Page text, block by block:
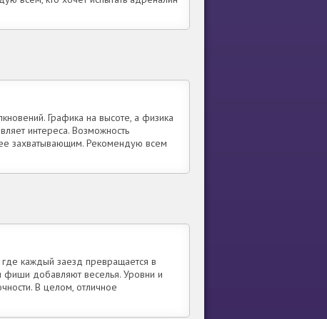
Графика на высоте, а физика
интереса. Возможность
захватывающим. Рекомендую всем
каждый заезд превращается в
фиши добавляют веселья. Уровни и
В целом, отличное